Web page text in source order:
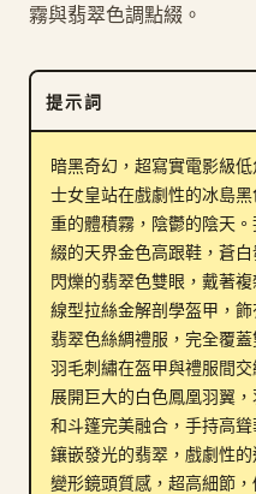
霧與翡翠色調點綴。
提示詞
暗黑奇幻，超寫實電影級
士女皇站在戲劇性的冰島
重的體積霧，陰鬱的陰天
綴的天界金色高跟鞋，蒼
閃爍的翡翠色雙眼，戴著
線型拉絲金解剖學盔甲，
翡翠色絲綢禮服，完全覆
羽毛刺繡在盔甲與禮服間
展開巨大的白色鳳凰羽翼
和斗篷完美融合，手持高
鑲嵌發光的翡翠，戲劇性
變形鏡頭質感，超高細節，